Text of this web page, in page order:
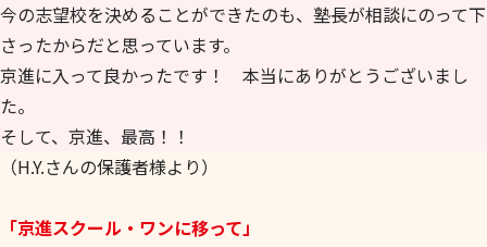
今の志望校を決めることができたのも、塾長が相談にのって下
さったからだと思っています。
京進に入って良かったです！ 本当にありがとうございまし
た。
そして、京進、最高！！
（H.Y.さんの保護者様より）
「京進スクール・ワンに移って」